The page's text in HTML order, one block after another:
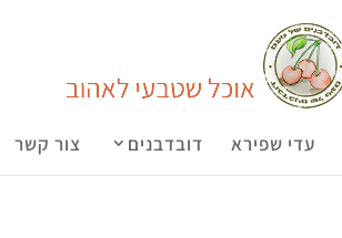
עדי שפירא דובדבנים צור קשר